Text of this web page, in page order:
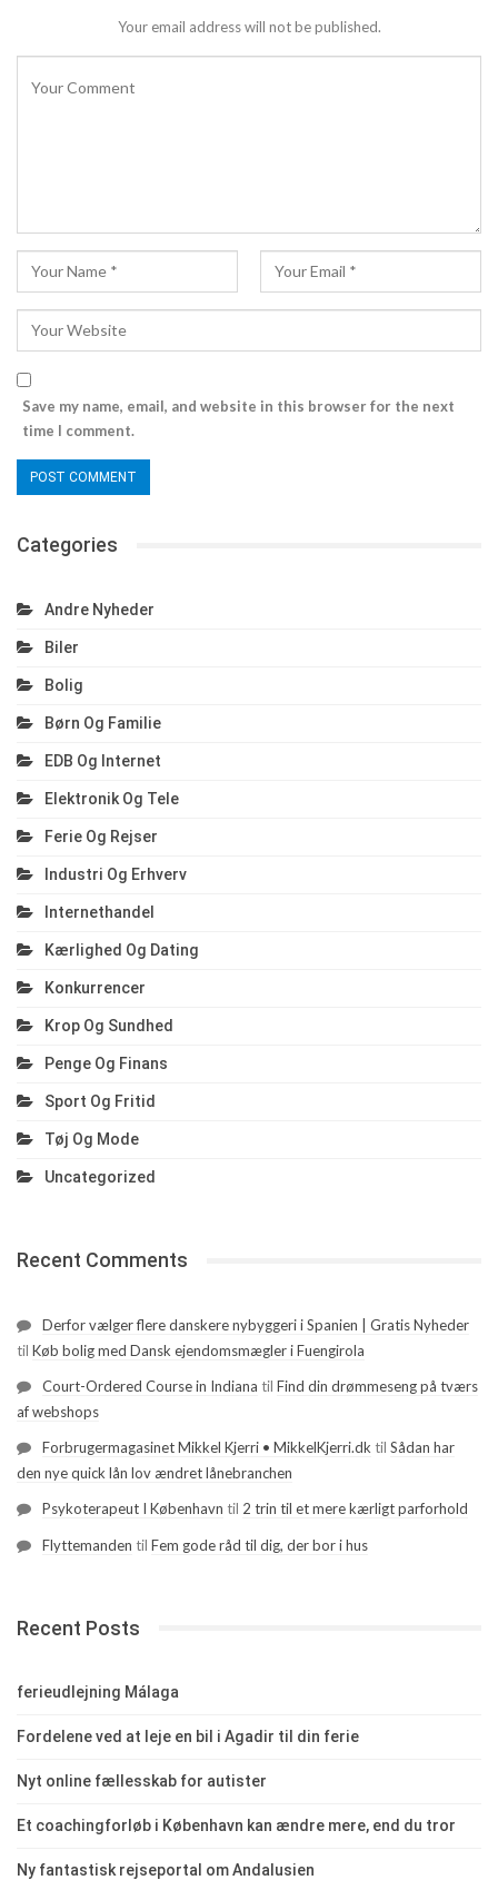
Your email address will not be published.
Save my name, email, and website in this browser for the next
time I comment.
Categories
Andre Nyheder
Biler
Bolig
Børn Og Familie
EDB Og Internet
Elektronik Og Tele
Ferie Og Rejser
Industri Og Erhverv
Internethandel
Kærlighed Og Dating
Konkurrencer
Krop Og Sundhed
Penge Og Finans
Sport Og Fritid
Tøj Og Mode
Uncategorized
Recent Comments
Derfor vælger flere danskere nybyggeri i Spanien | Gratis Nyheder
til Køb bolig med Dansk ejendomsmægler i Fuengirola
Court-Ordered Course in Indiana til Find din drømmeseng på tværs
af webshops
Forbrugermagasinet Mikkel Kjerri • MikkelKjerri.dk til Sådan har
den nye quick lån lov ændret lånebranchen
Psykoterapeut I København til 2 trin til et mere kærligt parforhold
Flyttemanden til Fem gode råd til dig, der bor i hus
Recent Posts
ferieudlejning Málaga
Fordelene ved at leje en bil i Agadir til din ferie
Nyt online fællesskab for autister
Et coachingforløb i København kan ændre mere, end du tror
Ny fantastisk rejseportal om Andalusien